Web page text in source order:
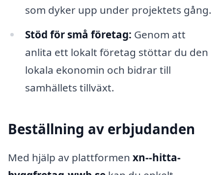
som dyker upp under projektets gång.
Stöd för små företag: Genom att
anlita ett lokalt företag stöttar du den
lokala ekonomin och bidrar till
samhällets tillväxt.
Beställning av erbjudanden
Med hjälp av plattformen xn--hitta-